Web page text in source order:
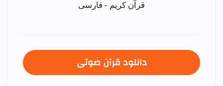
قرآن کریم - فارسی
دانلود قرآن صوتی